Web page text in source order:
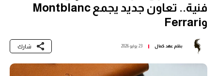
فنية.. تعاون جديد يجمع Montblanc
وFerrari
بقلمعهد كمال 23 يوليو 2026 شارك